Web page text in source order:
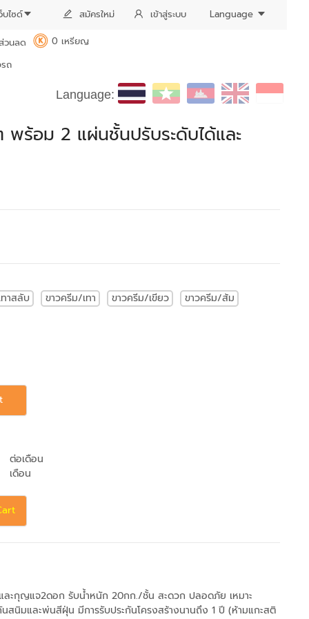
บไซด์ สมัครใหม่ เข้าสู่ระบบ Language
นลด K
0 เหรียญ
รถ
Language:
ร้อม 2 แผ่นชั้นปรับระดับได้และ
ทาสลับ ขาวครีม/เทา ขาวครีม/เขียว ขาวครีม/ส้ม
ต่อเดือน
เดือน
ะกุญแจ2ดอก รับน้ำหนัก 20กก./ชั้น สะดวก ปลอดภัย เหมาะ
นิมและพ่นสีฝุ่น มีการรับประกันโครงสร้างนานถึง 1 ปี (ห้ามแกะสติ